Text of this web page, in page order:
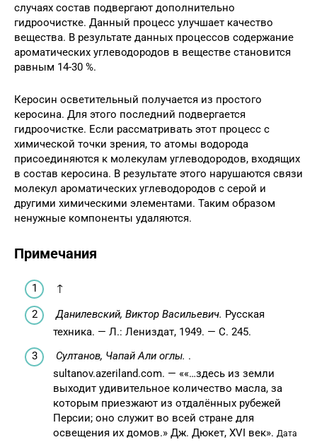
случаях состав подвергают дополнительно
гидроочистке. Данный процесс улучшает качество
вещества. В результате данных процессов содержание
ароматических углеводородов в веществе становится
равным 14-30 %.
Керосин осветительный получается из простого
керосина. Для этого последний подвергается
гидроочистке. Если рассматривать этот процесс с
химической точки зрения, то атомы водорода
присоединяются к молекулам углеводородов, входящих
в состав керосина. В результате этого нарушаются связи
молекул ароматических углеводородов с серой и
другими химическими элементами. Таким образом
ненужные компоненты удаляются.
Примечания
↑
Данилевский, Виктор Васильевич. Русская
техника. — Л.: Лениздат, 1949. — С. 245.
Султанов, Чапай Али оглы. .
sultanov.azeriland.com. — ««…здесь из земли
выходит удивительное количество масла, за
которым приезжают из отдалённых рубежей
Персии; оно служит во всей стране для
освещения их домов.» Дж. Дюкет, XVI век». Дата